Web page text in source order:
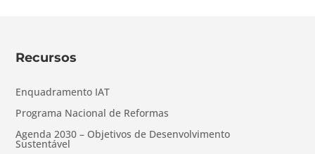
Recursos
Enquadramento IAT
Programa Nacional de Reformas
Agenda 2030 – Objetivos de Desenvolvimento
Sustentável